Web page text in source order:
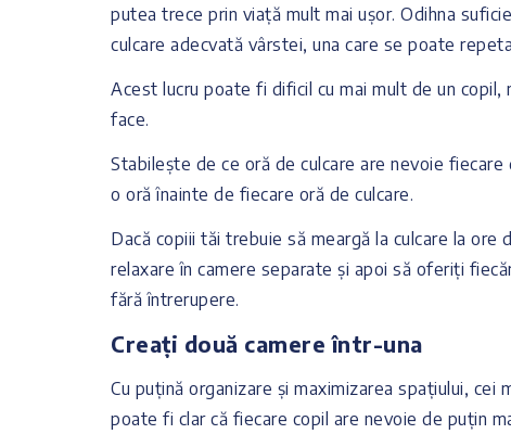
putea trece prin viață mult mai ușor. Odihna
culcare adecvată vârstei, una care se poate
Acest lucru poate fi dificil cu mai mult de un
face.
Stabilește de ce oră de culcare are nevoie
o oră înainte de fiecare oră de culcare.
Dacă copiii tăi trebuie să meargă la culcare la
relaxare în camere separate și apoi să oferiți
fără întrerupere.
Creați două camere într-una
Cu puțină organizare și maximizarea spațiului, cei
poate fi clar că fiecare copil are nevoie de puțin